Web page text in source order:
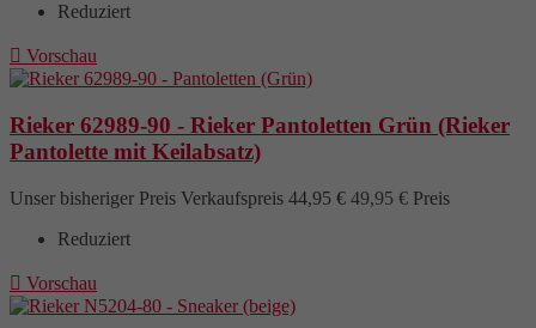
Reduziert
 Vorschau
Rieker 62989-90 - Rieker Pantoletten Grün (Rieker
Pantolette mit Keilabsatz)
Unser bisheriger Preis Verkaufspreis 44,95 € 49,95 € Preis
Reduziert
 Vorschau